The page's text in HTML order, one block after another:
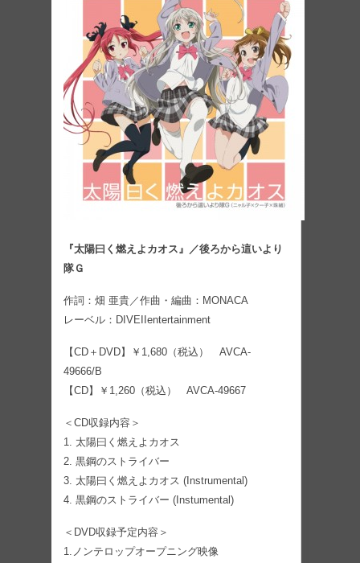
『太陽曰く燃えよカオス』／後ろから這いより
隊Ｇ
作詞：畑 亜貴／作曲・編曲：MONACA
レーベル：DIVEIIentertainment
【CD＋DVD】￥1,680（税込） AVCA-
49666/B
【CD】￥1,260（税込） AVCA-49667
＜CD収録内容＞
1. 太陽曰く燃えよカオス
2. 黒鋼のストライバー
3. 太陽曰く燃えよカオス (Instrumental)
4. 黒鋼のストライバー (Instumental)
＜DVD収録予定内容＞
1.ノンテロップオープニング映像